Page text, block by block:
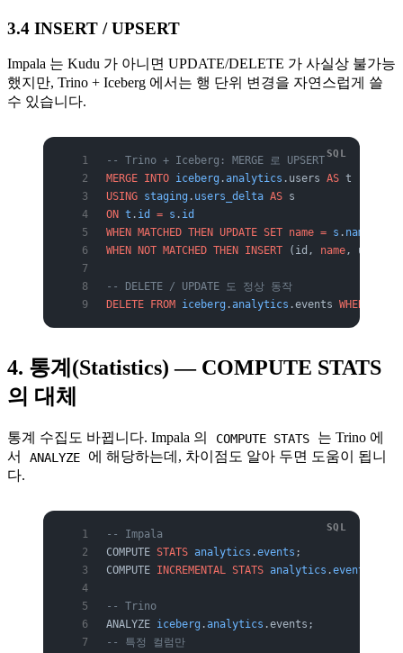
3.4 INSERT / UPSERT
Impala 는 Kudu 가 아니면 UPDATE/DELETE 가 사실상 불가능
했지만, Trino + Iceberg 에서는 행 단위 변경을 자연스럽게 쓸
수 있습니다.
-- Trino + Iceberg: MERGE 로 UPSERT
MERGE INTO iceberg .analytics .users AS t
USING staging . users_delta AS s
ON t . id = s . id
WHEN MATCHED THEN UPDATE SET name = s . name
WHEN NOT MATCHED THEN INSERT (id, name,
-- DELETE / UPDATE 도 정상 동작
DELETE FROM iceberg .analytics .events WHERE
4. 통계(Statistics) — COMPUTE STATS
의 대체
통계 수집도 바뀝니다. Impala 의 COMPUTE STATS
는 Trino 에
서
ANALYZE
에 해당하는데, 차이점도 알아 두면 도움이 됩니
다.
-- Impala
COMPUTE STATS analytics .events ;
COMPUTE INCREMENTAL STATS analytics .events
-- Trino
ANALYZE iceberg .analytics .events;
-- 특정 컬럼만